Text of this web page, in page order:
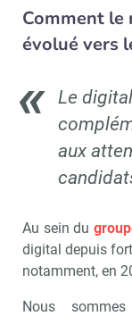
Comment le
évolué vers
Le
aux
Au sein du
digital depuis
notamment, en
Nous